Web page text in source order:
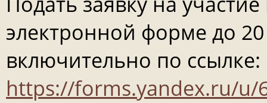
электронной форме до 20
включительно по ссылке:
https://forms.yandex.ru/u/